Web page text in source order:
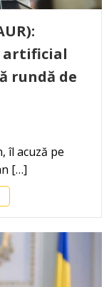
artificial
rundă de
îl acuză pe
[…]